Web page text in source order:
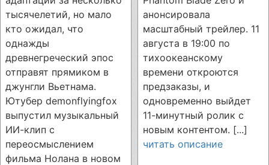
тысячелетий, но мало
кто ожидал, что
однажды
древнегреческий эпос
отправят прямиком в
джунгли Вьетнама.
Ютубер demonflyingfox
выпустил музыкальный
ИИ-клип с
переосмыслением
фильма Нолана в новом
анонсировала
масштабный трейлер. 11
августа в 19:00 по
тихоокеанскому
времени откроются
предзаказы, и
одновременно выйдет
11-минутный ролик с
новым контентом. [...]
читать описание